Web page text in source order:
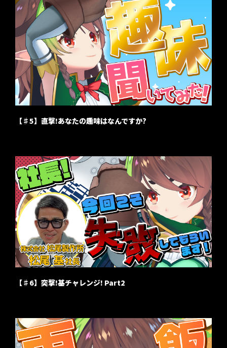
【♯5】直撃!あなたの趣味はなんですか?
【♯6】突撃!基チャレンジ! Part2